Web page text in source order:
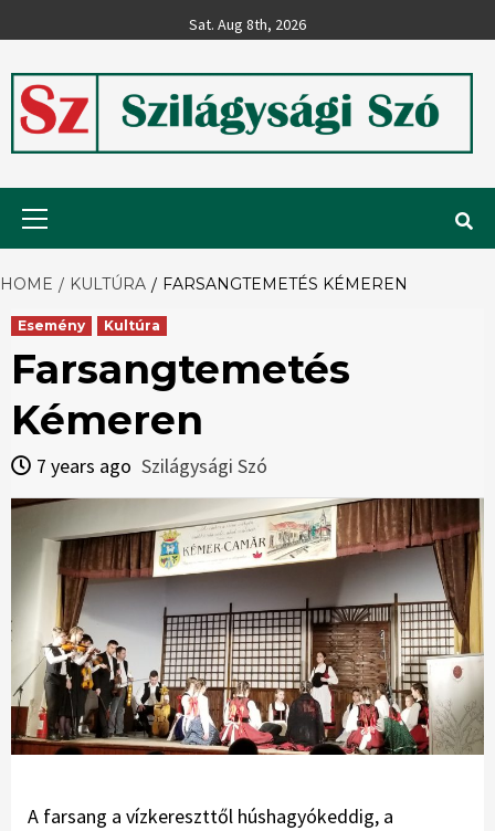
to
Sat. Aug 8th, 2026
Szilágysági
Szó
HOME KULTÚRA FARSANGTEMETÉS KÉMEREN
Esemény Kultúra
Farsangtemetés
Kémeren
7 years ago Szilágysági Szó
A farsang a vízkereszttől húshagyókeddig, a